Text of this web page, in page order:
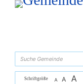
Zum Inhalt, zur Navigationoder
Schriftgröße A A A